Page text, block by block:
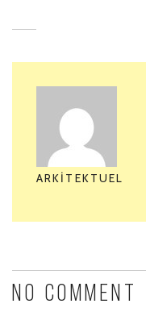
ARKITEKTUEL
NO COMMENT